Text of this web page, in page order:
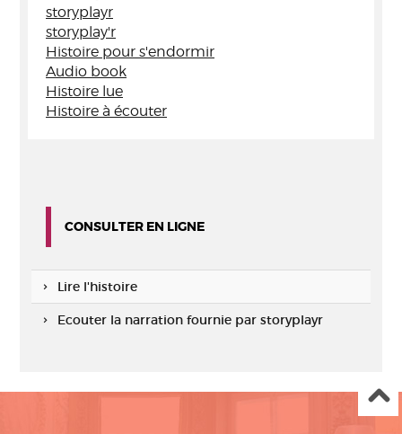
storyplayr
storyplay'r
Histoire pour s'endormir
Audio book
Histoire lue
Histoire à écouter
CONSULTER EN LIGNE
Lire l'histoire
Ecouter la narration fournie par storyplayr